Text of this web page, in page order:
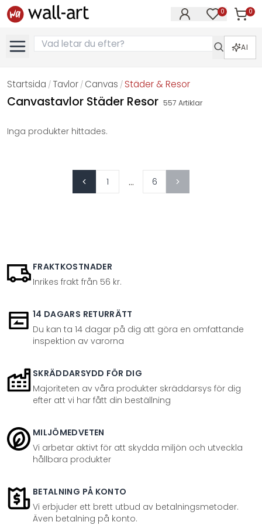
0 0
AI
Startsida / Tavlor / Canvas / Städer & Resor
Canvastavlor Städer Resor 557 Artiklar
Inga produkter hittades.
1 ... 6
FRAKTKOSTNADER
Inrikes frakt från 56 kr.
14 DAGARS RETURRÄTT
Du kan ta 14 dagar på dig att göra en omfattande
inspektion av varorna
SKRÄDDARSYDD FÖR DIG
Majoriteten av våra produkter skräddarsys för dig
efter att vi har fått din beställning
MILJÖMEDVETEN
Vi arbetar aktivt för att skydda miljön och utveckla
hållbara produkter
BETALNING PÅ KONTO
Vi erbjuder ett brett utbud av betalningsmetoder.
Även betalning på konto.